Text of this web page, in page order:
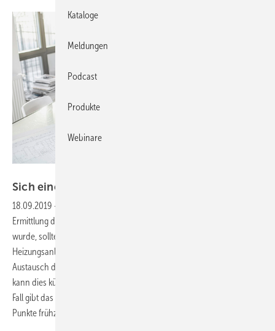
Sich einen Kopf
18.09.2019 -
Ermittlung der Grundlagen, die im vorigen Teil dieser Serie erläutert
wurde, sollte ein Konzept erstellt werden, wie die neue
Heizungsanlage grundsätzlich aussehen soll. Je nachdem, ob nur der
Austausch des Wärmeerzeugers oder eine Totalsanierung ansteht,
kann dies kürzer oder umfangreicher ausfallen. Gerade im letzteren
Fall gibt das Regelwerk Heizung in Kapitel 2 eine Orientierung, welche
Punkte frühzeitig bedacht werden sollten.
Kataloge
Meldungen
Podcast
Produkte
Webinare